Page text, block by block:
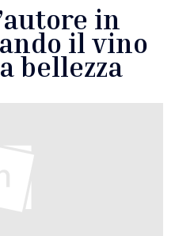
in
il vino
bellezza